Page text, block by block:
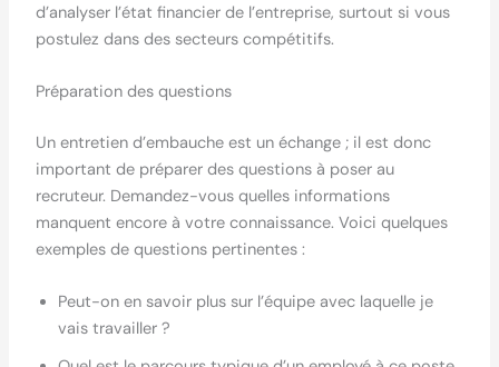
d’analyser l’état financier de l’entreprise, surtout si vous
postulez dans des secteurs compétitifs.
Préparation des questions
Un entretien d’embauche est un échange ; il est donc
important de préparer des questions à poser au
recruteur. Demandez-vous quelles informations
manquent encore à votre connaissance. Voici quelques
exemples de questions pertinentes :
Peut-on en savoir plus sur l’équipe avec laquelle je
vais travailler ?